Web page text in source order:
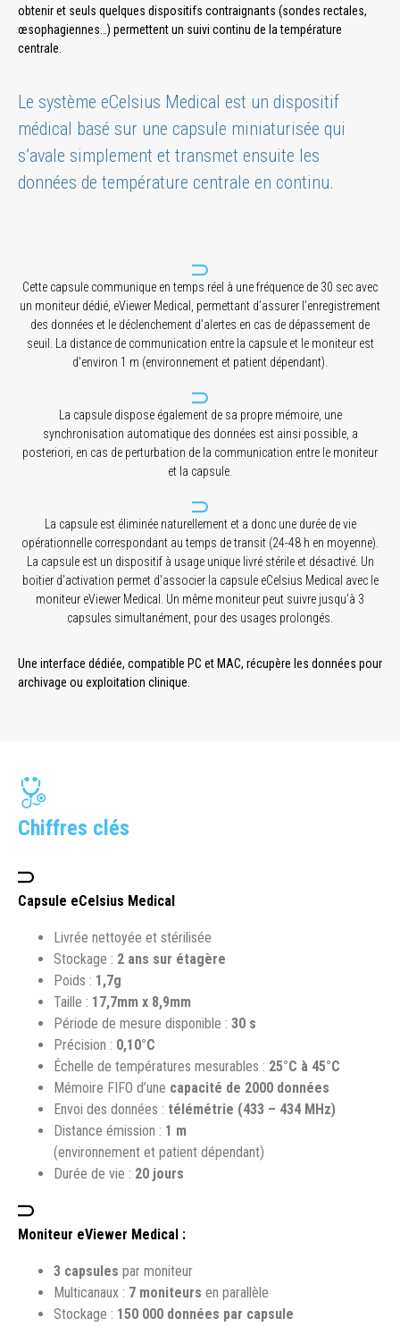
obtenir et seuls quelques dispositifs contraignants (sondes rectales,
œsophagiennes…) permettent un suivi continu de la température
centrale.
Le système eCelsius Medical est un dispositif
médical basé sur une capsule miniaturisée qui
s’avale simplement et transmet ensuite les
données de température centrale en continu.
Cette capsule communique en temps réel à une fréquence de 30 sec avec
un moniteur dédié, eViewer Medical, permettant d’assurer l’enregistrement
des données et le déclenchement d’alertes en cas de dépassement de
seuil. La distance de communication entre la capsule et le moniteur est
d'environ 1 m (environnement et patient dépendant).
La capsule dispose également de sa propre mémoire, une
synchronisation automatique des données est ainsi possible, a
posteriori, en cas de perturbation de la communication entre le moniteur
et la capsule.
La capsule est éliminée naturellement et a donc une durée de vie
opérationnelle correspondant au temps de transit (24-48 h en moyenne).
La capsule est un dispositif à usage unique livré stérile et désactivé. Un
boitier d’activation permet d’associer la capsule eCelsius Medical avec le
moniteur eViewer Medical. Un même moniteur peut suivre jusqu’à 3
capsules simultanément, pour des usages prolongés.
Une interface dédiée, compatible PC et MAC, récupère les données pour
archivage ou exploitation clinique.
Chiffres clés
Capsule eCelsius Medical
Livrée nettoyée et stérilisée
Stockage : 2 ans sur étagère
Poids : 1,7g
Taille : 17,7mm x 8,9mm
Période de mesure disponible : 30 s
Précision : 0,10°C
Échelle de températures mesurables : 25°C à 45°C
Mémoire FIFO d’une capacité de 2000 données
Envoi des données : télémétrie (433 – 434 MHz)
Distance émission : 1 m
(environnement et patient dépendant)
Durée de vie : 20 jours
Moniteur eViewer Medical :
3 capsules par moniteur
Multicanaux : 7 moniteurs en parallèle
Stockage : 150 000 données par capsule